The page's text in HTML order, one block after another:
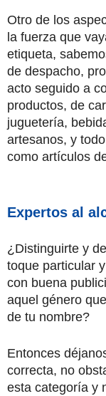
Otro de los
la fuerza que
etiqueta,
de despacho,
acto seguido a
productos, de
juguetería,
artesanos, y
como artículos
Expertos al
¿Distinguirte y
toque particular
con buena
aquel género
de tu nombre?
Entonces
correcta, no
esta categoría y